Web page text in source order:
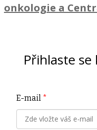
onkologie a
Přihlaste
E-mail *